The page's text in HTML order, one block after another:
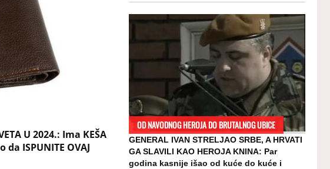
U 2024.: Ima KEŠA
ISPUNITE OVAJ
OD NAVODNOG HEROJA DO BRUTALNOG UBICE
GENERAL IVAN STRELJAO SRBE, A HRVATI
GA SLAVILI KAO HEROJA KNINA: Par
godina kasnije išao od kuće do kuće i